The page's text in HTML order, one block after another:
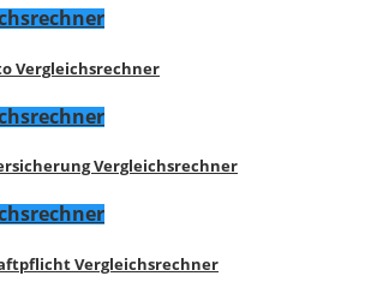
Vergleichsrechner
Vergleichsrechner
Vergleichsrechner